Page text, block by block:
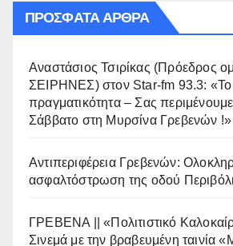
ΠΡΌΣΦΑΤΑ ΆΡΘΡΑ
Αναστάσιος Τσιρίκας (Πρόεδρος
ΣΕΙΡΗΝΕΣ) στον Star-fm 93.3: «Το
πραγματικότητα – Σας
Σάββατο στη Μυρσίνα Γρεβενών
Αντιπεριφέρεια Γρεβενών:
ασφαλτόστρωση της οδού
ΓΡΕΒΕΝΑ || «Πολιτιστικό
Σινεμά με την βραβευμένη ταινία